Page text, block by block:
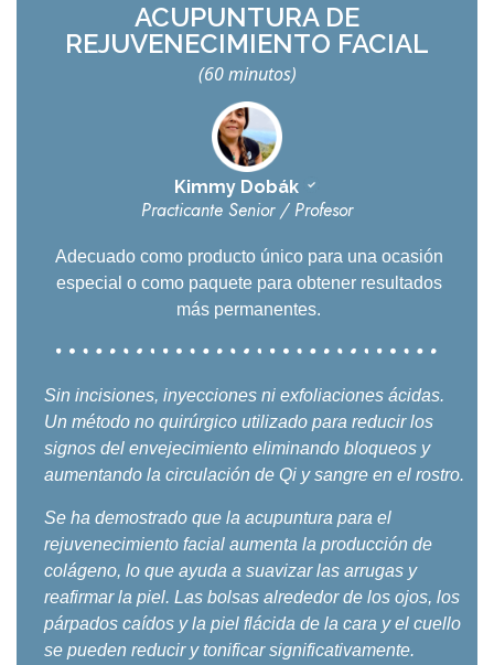
ACUPUNTURA DE
REJUVENECIMIENTO FACIAL
(60 minutos)
Kimmy Dobák
Practicante Senior / Profesor
Adecuado como producto único para una ocasión
especial o como paquete para obtener resultados
más permanentes.
Sin incisiones, inyecciones ni exfoliaciones ácidas.
Un método no quirúrgico utilizado para reducir los
signos del envejecimiento eliminando bloqueos y
aumentando la circulación de Qi y sangre en el rostro.
Se ha demostrado que la acupuntura para el
rejuvenecimiento facial aumenta la producción de
colágeno, lo que ayuda a suavizar las arrugas y
reafirmar la piel. Las bolsas alrededor de los ojos, los
párpados caídos y la piel flácida de la cara y el cuello
se pueden reducir y tonificar significativamente.